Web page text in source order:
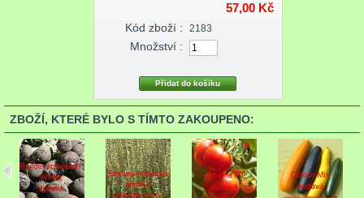
57,00 Kč
Kód zboží : 2183
Množství :
ZBOŽÍ, KTERÉ BYLO S TÍMTO ZAKOUPENO: